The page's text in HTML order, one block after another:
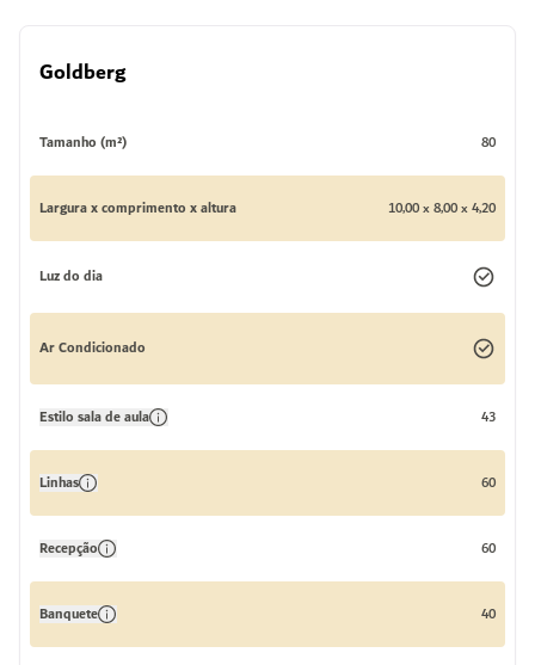
Goldberg
Tamanho (m²) 80
Largura x comprimento x altura 10,00 x 8,00 x 4,20
Luz do dia
Ar Condicionado
Estilo sala de aula 43
Linhas 60
Recepção 60
Banquete 40